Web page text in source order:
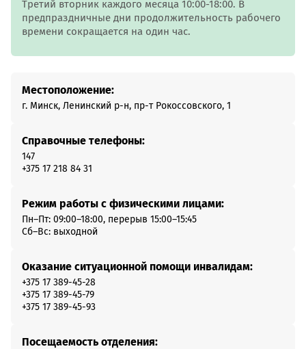
Третий вторник каждого месяца 10:00-18:00. В
предпраздничные дни продолжительность рабочего
времени сокращается на один час.
Местоположение:
г. Минск, Ленинский р-н, пр-т Рокоссовского, 1
Справочные телефоны:
147
+375 17 218 84 31
Режим работы с физическими лицами:
Пн–Пт: 09:00–18:00, перерыв 15:00–15:45
Сб–Вс: выходной
Оказание ситуационной помощи инвалидам:
+375 17 389-45-28
+375 17 389-45-79
+375 17 389-45-93
Посещаемость отделения: